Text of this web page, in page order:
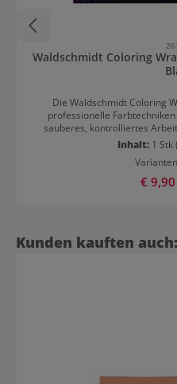
Waldschmidt Coloring
Die Waldschmidt Coloring
professionelle
sauberes, kontrolliertes
kreativen Colorationen und
flexiblen Materials passen
und bieten sicheren Halt ohne
Anwendung,
Inhalt: 1 Stk
€ 9,90
Produktgalerie überspringen
Kunden kauften auch: